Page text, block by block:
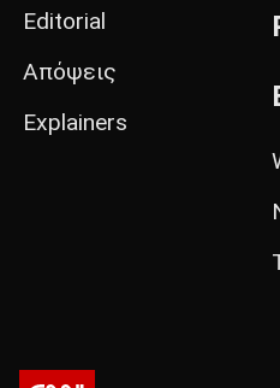
Editorial
Απόψεις
Explainers